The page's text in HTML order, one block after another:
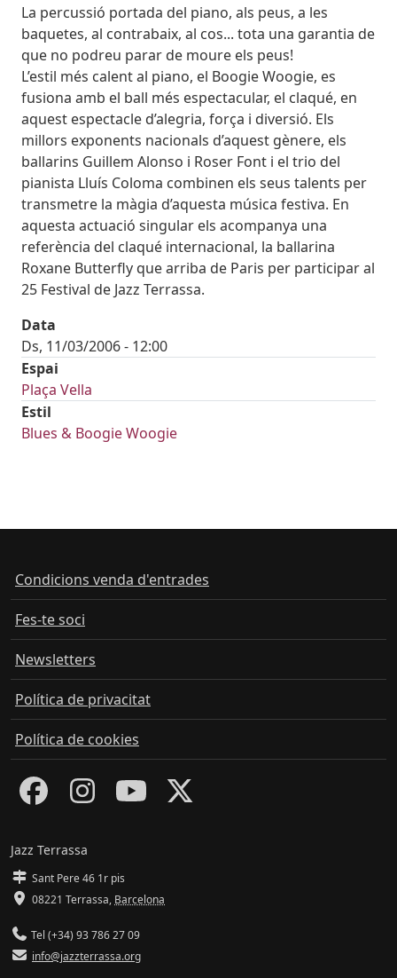
Body
La percussió portada del piano, als peus, a les
baquetes, al contrabaix, al cos... tota una garantia de
que no podreu parar de moure els peus!
L’estil més calent al piano, el Boogie Woogie, es
fusiona amb el ball més espectacular, el claqué, en
aquest espectacle d’alegria, força i diversió. Els
millors exponents nacionals d’aquest gènere, els
ballarins Guillem Alonso i Roser Font i el trio del
pianista Lluís Coloma combinen els seus talents per
transmetre la màgia d’aquesta música festiva. En
aquesta actuació singular els acompanya una
referència del claqué internacional, la ballarina
Roxane Butterfly que arriba de Paris per participar al
25 Festival de Jazz Terrassa.
Data
Ds, 11/03/2006 - 12:00
Espai
Plaça Vella
Estil
Blues & Boogie Woogie
Condicions venda d'entrades
Fes-te soci
Newsletters
Política de privacitat
Política de cookies
Jazz Terrassa
Sant Pere 46 1r pis
08221 Terrassa, Barcelona
Tel (+34) 93 786 27 09
info@jazzterrassa.org